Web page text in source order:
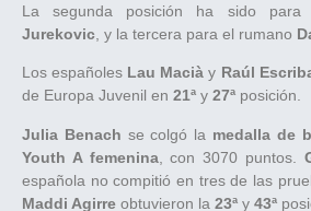
La segunda posición ha sido para
Jurekovic , y la tercera para el rumano
Los españoles Lau Macià y Raúl
de Europa Juvenil en 21ª y 27ª posición.
Julia Benach se colgó la medalla de
Youth A femenina, con 3070 puntos.
española no compitió en tres de las
Maddi Agirre obtuvieron la 23ª y 43ª